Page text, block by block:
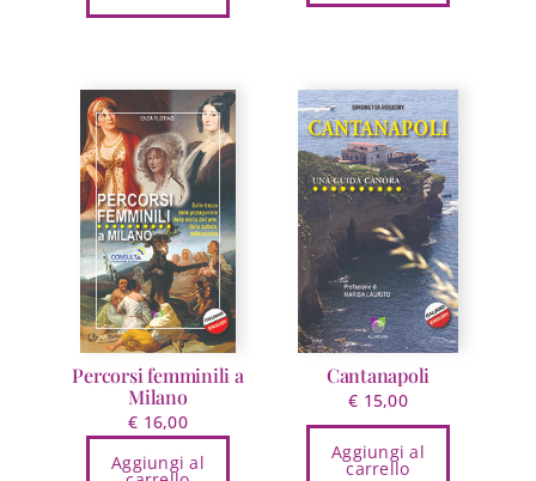
Percorsi femminili a
Milano
€ 16,00
Aggiungi al
Cantanapoli
€ 15,00
Aggiungi al
carrello